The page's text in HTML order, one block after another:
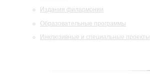
Издания филармонии
Образовательные программы
Инклюзивные и специальные проекты